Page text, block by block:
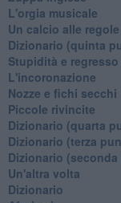
L'orgia musicale
Un calcio alle regole
Dizionario (quinta
Stupidità e regresso
L'incoronazione
Nozze e fichi secchi
Piccole rivincite
​Dizionario (quarta
​Dizionario (terza
​Dizionario
Un'altra volta
Dizionario